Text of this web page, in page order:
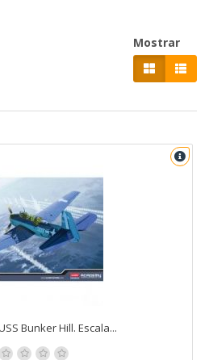
Mostrar
Bunker Hill. Escala...